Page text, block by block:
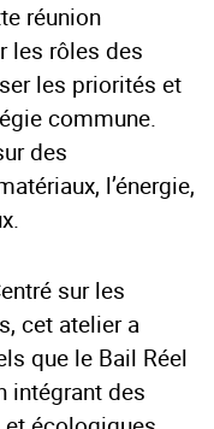
réunion
les rôles des
les priorités et
commune.
des
l’énergie,
sur les
cet atelier a
que le Bail Réel
intégrant des